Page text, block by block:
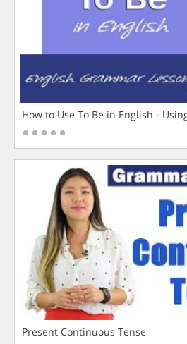
How to Use To Be in English -
Present Continuous Tense